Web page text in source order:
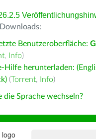
Benutzeroberfläche:
, Info)
Hilfe herunterladen:
(Torrent, Info)
die Sprache wechseln?